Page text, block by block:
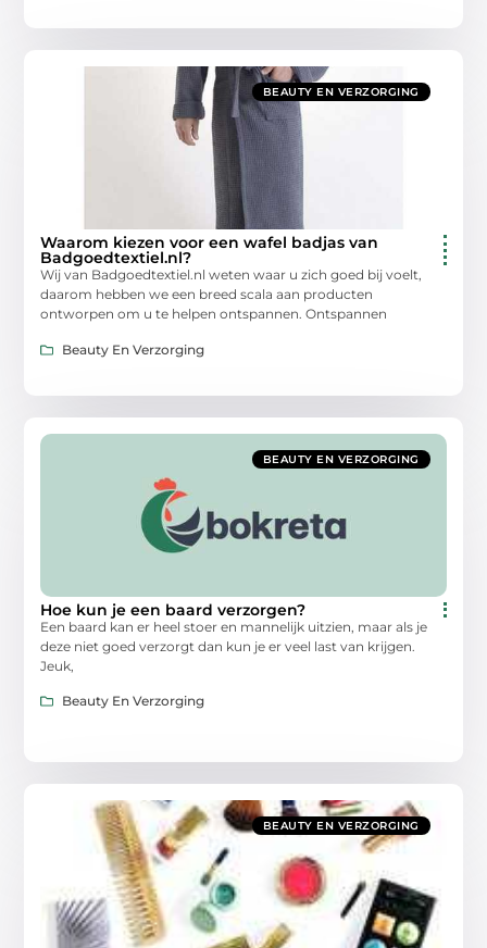
BEAUTY EN VERZORGING
Waarom kiezen voor een wafel badjas van
Badgoedtextiel.nl?
Wij van Badgoedtextiel.nl weten waar u zich goed bij voelt,
daarom hebben we een breed scala aan producten
ontworpen om u te helpen ontspannen. Ontspannen
Beauty En Verzorging
BEAUTY EN VERZORGING
Hoe kun je een baard verzorgen?
Een baard kan er heel stoer en mannelijk uitzien, maar als je
deze niet goed verzorgt dan kun je er veel last van krijgen.
Jeuk,
Beauty En Verzorging
BEAUTY EN VERZORGING